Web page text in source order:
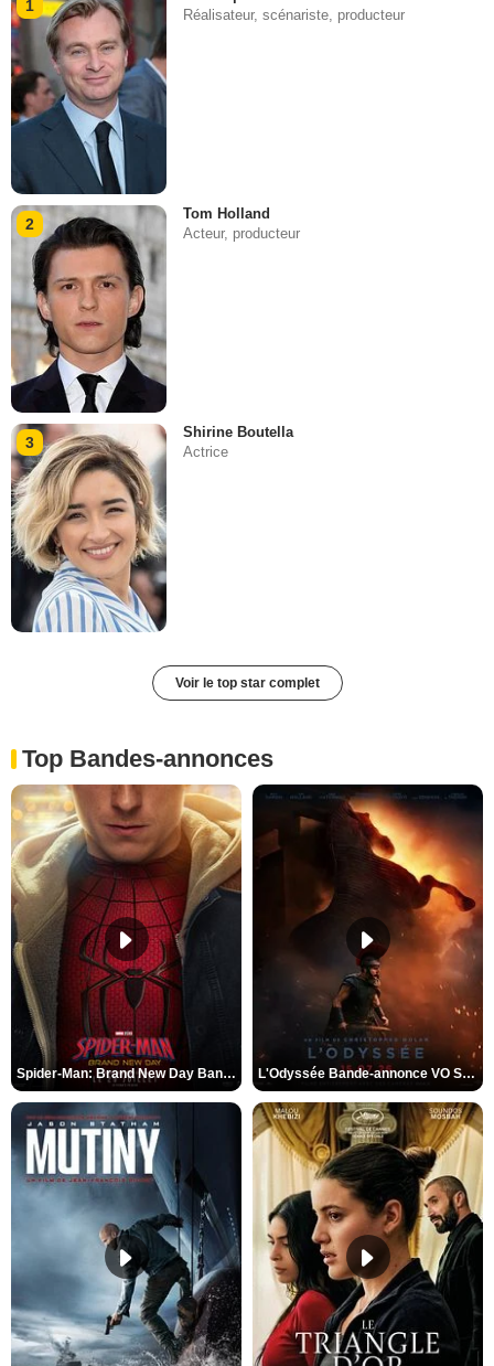
1
Réalisateur, scénariste, producteur
2
Tom Holland
Acteur, producteur
3
Shirine Boutella
Actrice
Voir le top star complet
Top Bandes-annonces
Spider-Man: Brand New Day Bande-annonce VO STFR L'Odyssée Bande-annonce VO STFR